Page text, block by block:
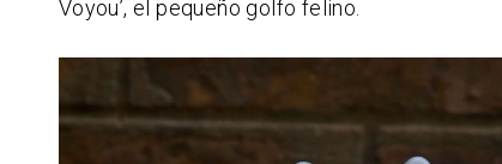
Voyou’, el pequeño golfo felino.